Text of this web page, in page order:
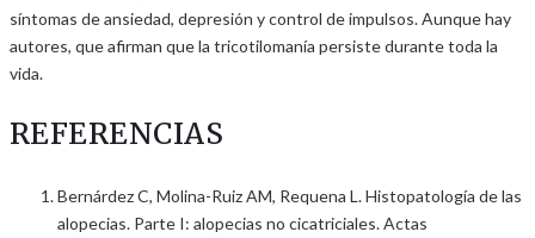
síntomas de ansiedad, depresión y control de impulsos. Aunque hay
autores, que afirman que la tricotilomanía persiste durante toda la
vida.
REFERENCIAS
Bernárdez C, Molina-Ruiz AM, Requena L. Histopatología de las
alopecias. Parte I: alopecias no cicatriciales. Actas